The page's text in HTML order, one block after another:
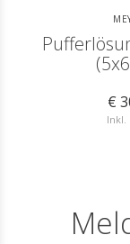
€
Inkl.